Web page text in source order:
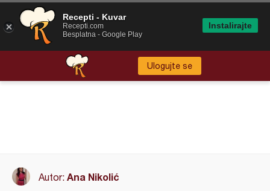
Ulogujte se
Autor: Ana Nikolić
Recepti - Kuvar
Recepti.com
Besplatna - Google Play
Instalirajte